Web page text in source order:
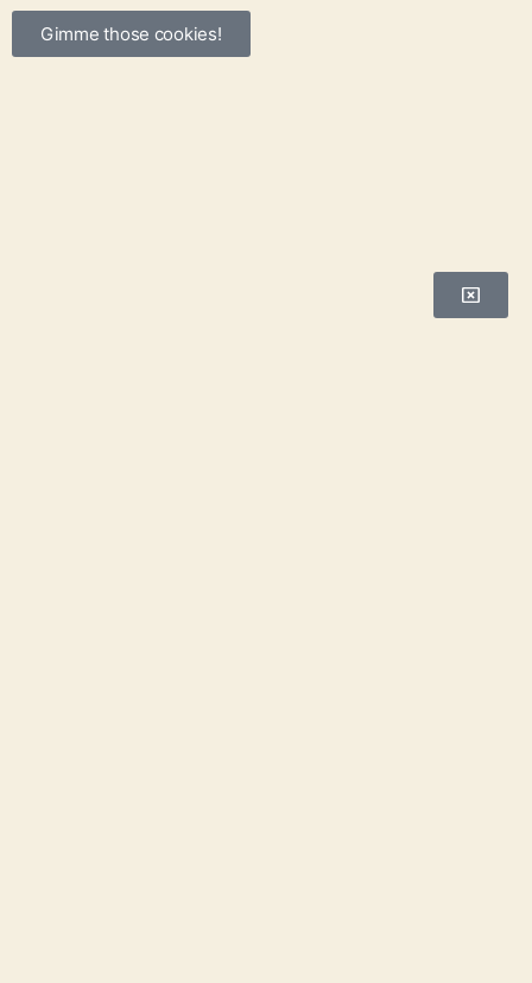
Gimme those cookies!